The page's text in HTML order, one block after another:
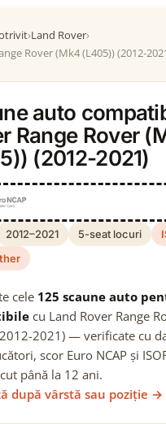
›Land Rover›
Rover (Mk4 (L405)) (2012-
auto
Range Rover
(2012-2021)
2012–2021 5-seat locuri
cele 125 scaune auto
cu Land Rover Range
2021) — verificate cu
scor Euro NCAP și
până la 12 ani.
după vârstă sau poziție →